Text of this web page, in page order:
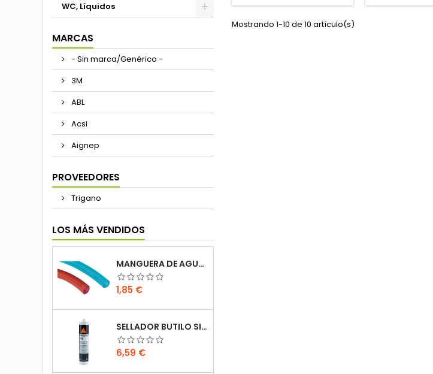
WC, Líquidos
MARCAS
- Sin marca/Genérico -
3M
ABL
Acsi
Aignep
PROVEEDORES
Trigano
LOS MÁS VENDIDOS
MANGUERA DE AGUA REFORZADA 10MM 10X15 AZUL / ROJO 1 METRO AUTOCARAVANA CAMPER
Precio
1,85 €
SELLADOR BUTILO SIKALASTOMER 710 BLANCO 310ML SIKA CARAVANA AUTOCARAVANA
Precio
6,59 €
Mostrando 1-10 de 10 artículo(s)